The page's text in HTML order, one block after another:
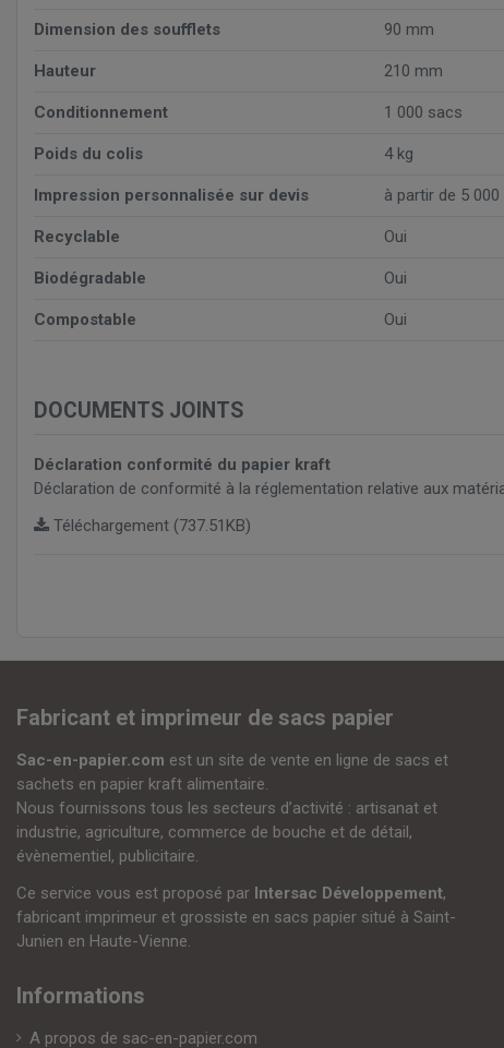
Dimension des soufflets 90 mm
Hauteur 210 mm
Conditionnement 1 000 sacs
Poids du colis 4 kg
Impression personnalisée sur devis à partir de 5 000
Recyclable Oui
Biodégradable Oui
Compostable Oui
DOCUMENTS JOINTS
Déclaration conformité du papier kraft
Déclaration de conformité à la réglementation relative aux
Téléchargement (737.51KB)
Fabricant et imprimeur de sacs papier
Sac-en-papier.com est un site de vente en ligne de sacs et
sachets en papier kraft alimentaire.
Nous fournissons tous les secteurs d’activité : artisanat et
industrie, agriculture, commerce de bouche et de détail,
évènementiel, publicitaire.
Ce service vous est proposé par Intersac Développement,
fabricant imprimeur et grossiste en sacs papier situé à Saint-
Junien en Haute-Vienne.
Informations
A propos de sac-en-papier.com